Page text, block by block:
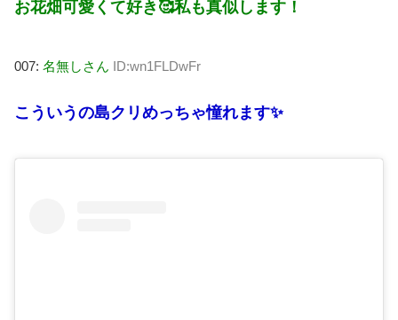
お花畑可愛くて好き🥰私も真似します！
007: 名無しさん ID:wn1FLDwFr
こういうの島クリめっちゃ憧れます✨